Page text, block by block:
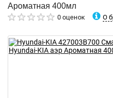
Ароматная 400мл
0 оценок О